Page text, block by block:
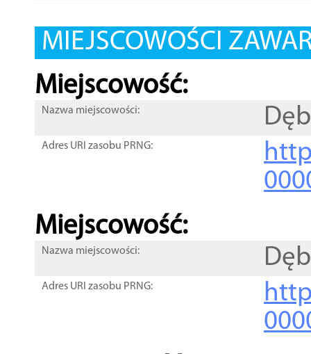
MIEJSCOWOŚCI
Miejscowość:
Nazwa miejscowości:
Adres URI zasobu PRNG:
Miejscowość:
Nazwa miejscowości:
Adres URI zasobu PRNG: